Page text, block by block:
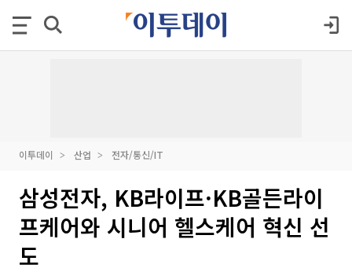
이투데이 산업 전자/통신/IT
삼성전자, KB라이프·KB골든라이
프케어와 시니어 헬스케어 혁신 선
도